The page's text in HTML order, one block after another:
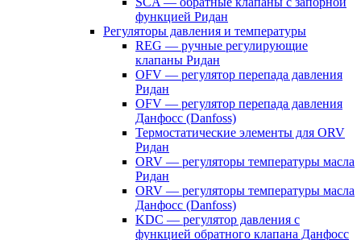
функцией Ридан
Регуляторы давления и температуры
REG — ручные регулирующие
клапаны Ридан
OFV — регулятор перепада давления
Ридан
OFV — регулятор перепада давления
Данфосс (Danfoss)
Термостатические элементы для ORV
Ридан
ORV — регуляторы температуры масла
Ридан
ORV — регуляторы температуры масла
Данфосс (Danfoss)
KDC — регулятор давления с
функцией обратного клапана Данфосс